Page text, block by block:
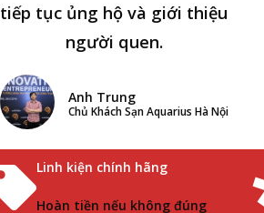
tiếp tục ủng hộ và giới thiệu
người quen.
Anh Trung
Chủ Khách Sạn Aquarius Hà Nội
Linh kiện chính hãng
Hoàn tiền nếu không đúng